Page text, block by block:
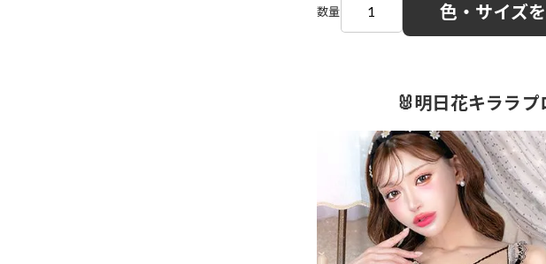
数量 色・サイズ
🐰明日花キララ